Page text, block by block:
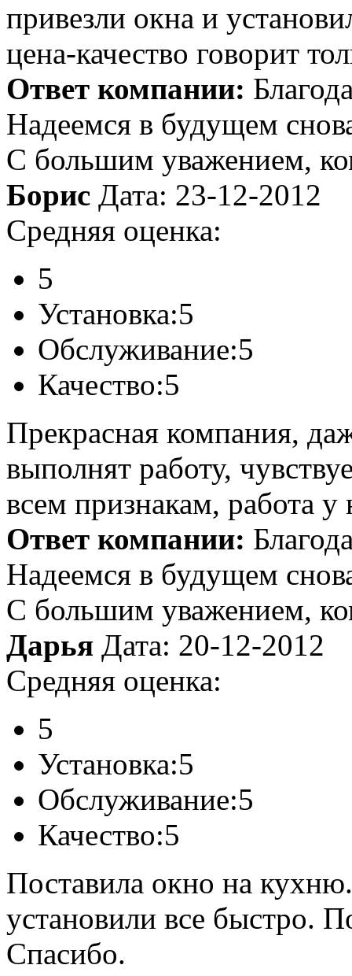
привезли окна и
цена-качество говорит
Ответ компании:
Надеемся в будущем
С большим уважением,
Борис Дата: 23-12-2012
Средняя оценка:
5
Установка:5
Обслуживание:5
Качество:5
Прекрасная компания,
выполнят работу,
всем признакам, работа у
Ответ компании:
Надеемся в будущем
С большим уважением,
Дарья Дата: 20-12-2012
Средняя оценка:
5
Установка:5
Обслуживание:5
Качество:5
Поставила окно на
установили все быстро.
Спасибо.